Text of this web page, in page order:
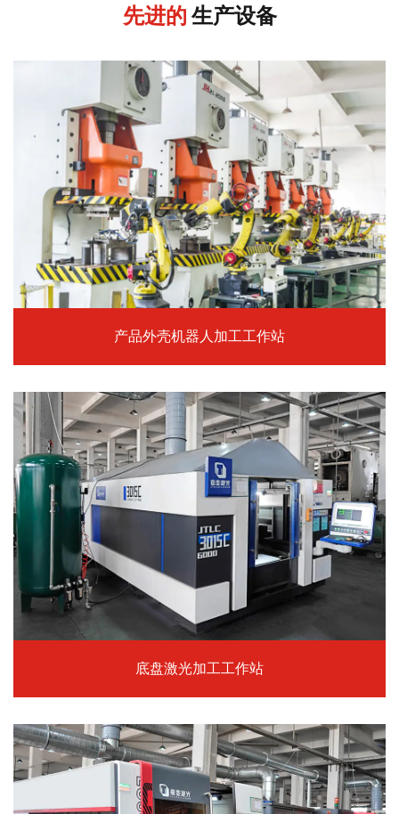
先进的 生产设备
产品外壳机器人加工工作站
底盘激光加工工作站